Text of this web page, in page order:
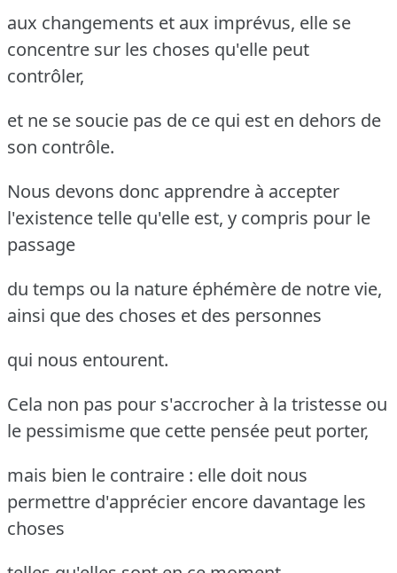
aux changements et aux imprévus, elle se
concentre sur les choses qu'elle peut
contrôler,
et ne se soucie pas de ce qui est en dehors de
son contrôle.
Nous devons donc apprendre à accepter
l'existence telle qu'elle est, y compris pour le
passage
du temps ou la nature éphémère de notre vie,
ainsi que des choses et des personnes
qui nous entourent.
Cela non pas pour s'accrocher à la tristesse ou
le pessimisme que cette pensée peut porter,
mais bien le contraire : elle doit nous
permettre d'apprécier encore davantage les
choses